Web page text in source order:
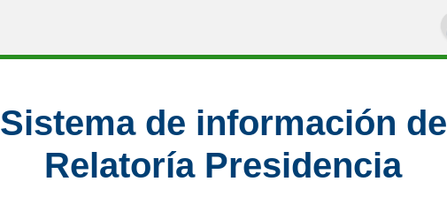
Sistema de información de
Relatoría Presidencia